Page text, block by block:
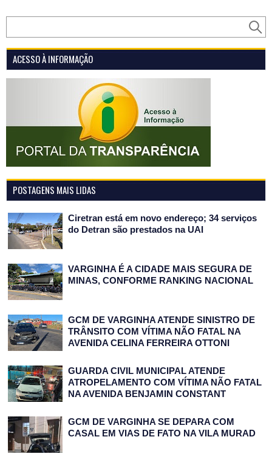
ACESSO À INFORMAÇÃO
POSTAGENS MAIS LIDAS
Ciretran está em novo endereço; 34 serviços
do Detran são prestados na UAI
VARGINHA É A CIDADE MAIS SEGURA DE
MINAS, CONFORME RANKING NACIONAL
GCM DE VARGINHA ATENDE SINISTRO DE
TRÂNSITO COM VÍTIMA NÃO FATAL NA
AVENIDA CELINA FERREIRA OTTONI
GUARDA CIVIL MUNICIPAL ATENDE
ATROPELAMENTO COM VÍTIMA NÃO FATAL
NA AVENIDA BENJAMIN CONSTANT
GCM DE VARGINHA SE DEPARA COM
CASAL EM VIAS DE FATO NA VILA MURAD